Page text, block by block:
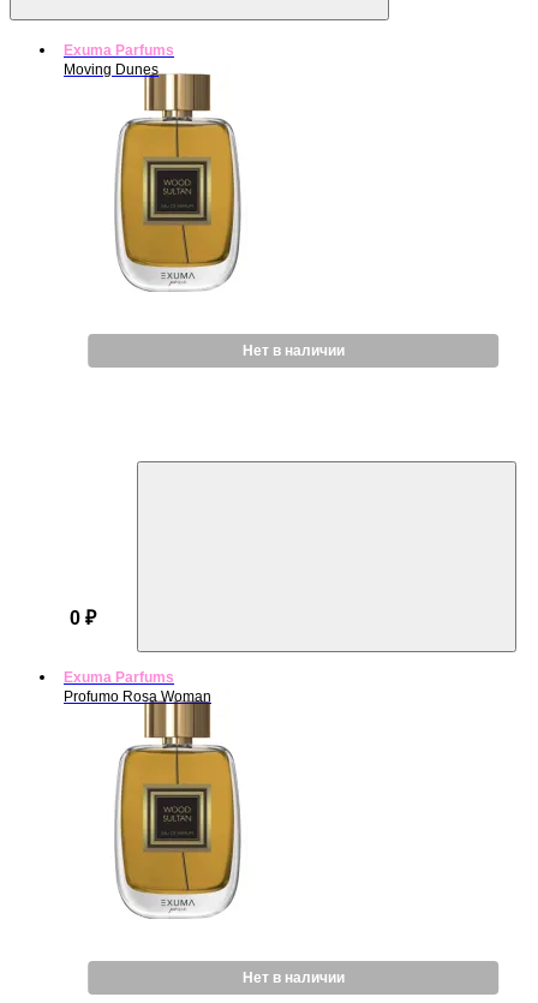
Exuma Parfums
Moving Dunes
Нет в наличии
0 ₽
Exuma Parfums
Profumo Rosa Woman
Нет в наличии